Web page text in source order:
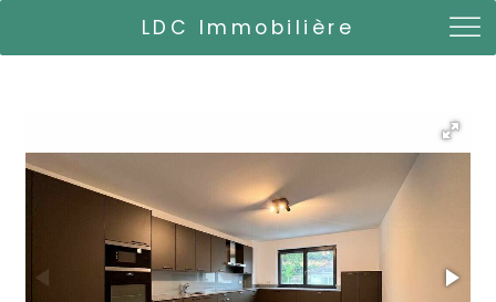
LDC Immobilière